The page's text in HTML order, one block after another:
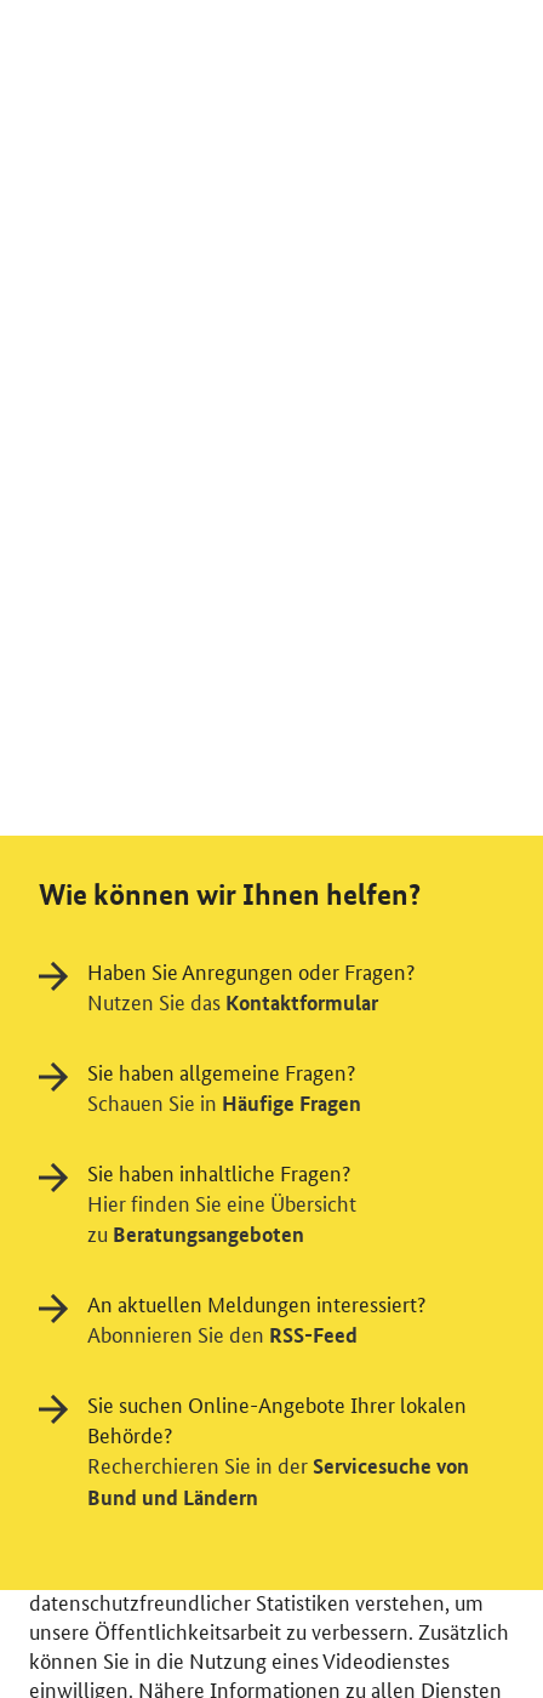
Einwilligung in Tracking und / oder
Videodienst
Wir bitten Sie an dieser Stelle um Ihre Einwilligung für
datenschutzfreundlicher Statistiken verstehen, um
unsere Öffentlichkeitsarbeit zu verbessern. Zusätzlich
können Sie in die Nutzung eines Videodienstes
einwilligen. Nähere Informationen zu allen Diensten
Wie können wir Ihnen helfen?
Haben Sie Anregungen oder Fragen?
Nutzen Sie das Kontaktformular
Sie haben allgemeine Fragen?
Schauen Sie in Häufige Fragen
Sie haben inhaltliche Fragen?
Hier finden Sie eine Übersicht
zu Beratungsangeboten
An aktuellen Meldungen interessiert?
Abonnieren Sie den RSS-Feed
Sie suchen Online-Angebote Ihrer lokalen
Behörde?
Recherchieren Sie in der Servicesuche von
Bund und Ländern